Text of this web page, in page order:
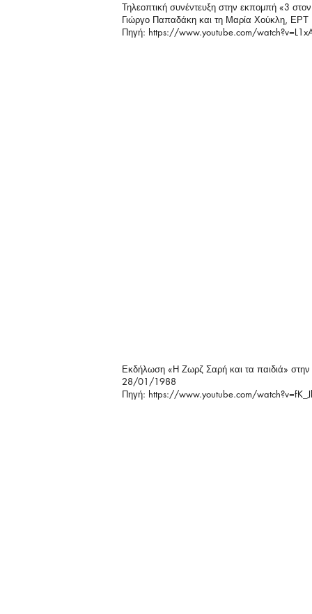
Τηλεοπτική συνέντευξη στην εκπομπή «3
Γιώργο Παπαδάκη και τη Μαρία Χούκλη, ΕΡΤ
Πηγή: https://www.youtube.com/
Εκδήλωση «Η Ζωρζ Σαρή και τα παιδιά»
28/01/1988
Πηγή: https://www.youtube.com/